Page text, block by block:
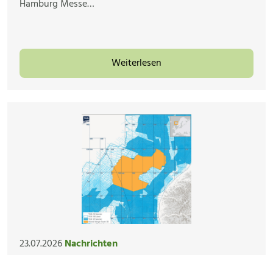
Hamburg Messe…
Weiterlesen
23.07.2026Nachrichten